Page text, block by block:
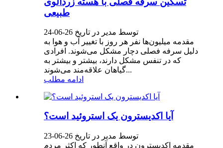
طبیعی
توسط مدیر در تاریخ 26-06-24
مقدمه میلیون‌ها نفر هر روز با تغییر آب و هوا به
دلیل سرفه فصلی دچار مشکل می‌شوند. افرادی
که در تنفس مشکل دارند، بیشتر و بیشتر به
گیاهان علاقه‌مند می‌شوند...
ادامه مطلب
آیا اکدیسترون یک استروئید است؟
توسط مدیر در تاریخ 26-06-23
مقدمه اکدیسترون در واقع آنطور که اکثر مردم